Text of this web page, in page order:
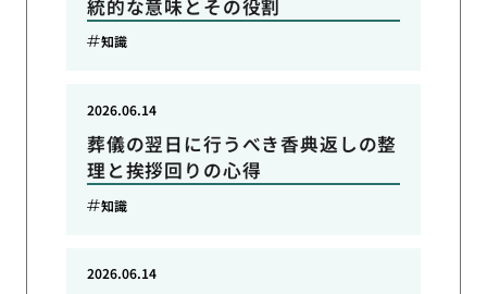
統的な意味とその役割
知識
葬儀の翌日に行うべき香典返しの整
理と挨拶回りの心得
2026.06.14
知識
2026.06.14